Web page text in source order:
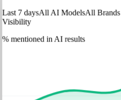
Last 7 daysAll AI ModelsAll Brands
Visibility
% mentioned in AI results